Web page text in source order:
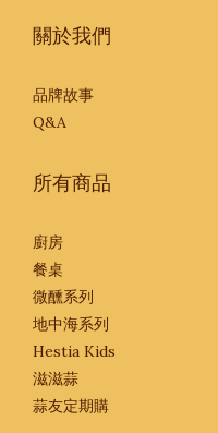
關於我們
品牌故事
Q&A
所有商品
廚房
餐桌
微醺系列
地中海系列
Hestia Kids
滋滋蒜
蒜友定期購